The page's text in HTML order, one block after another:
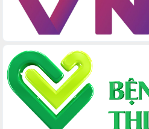
Đắk Lắk tập trung toàn lực khắc phục
tồn tại IUU, sẵn sàng làm việc với
Đoàn thanh tra EC
chúc mừng các bệnh viện nhân Ngày
Thầy thuốc Việt Nam
Rộn ràng lễ hội truyền thống Sông
nước Đà Nông lần thứ I năm 2026
Kỳ họp Chuyên đề lần thứ Năm, HĐND
tỉnh Đắk Lắk thông qua các nghị quyết